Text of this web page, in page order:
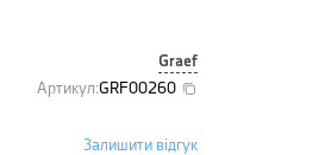
Graef
Артикул:GRF00260
Залишити відгук